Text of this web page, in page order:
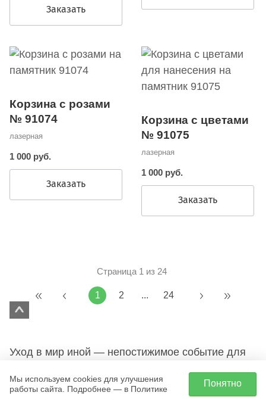
Заказать
Корзина с розами
№ 91074
лазерная
1 000 руб.
Заказать
Корзина с цветами
№ 91075
лазерная
1 000 руб.
Заказать
Страница 1 из 24
1 2 ... 24
Уход в мир иной — непостижимое событие для
сопровождается определенными ритуалами.
Символизм действий отражает пожелания и
Мы используем cookies для улучшения
работы сайта. Подробнее — в Политике
Понятно